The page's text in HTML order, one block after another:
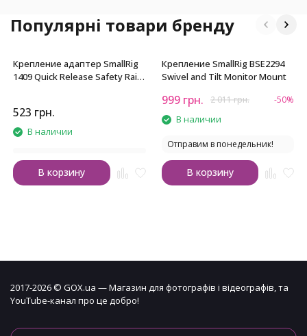
Популярні товари бренду
Крепление адаптер SmallRig
1409 Quick Release Safety Rail
523 грн.
В наличии
В корзину
Крепление SmallRig BSE2294
Swivel and Tilt Monitor Mount
999 грн. 2 011грн. -50%
В наличии
Отправим в понедельник!
В корзину
2017-2026 © GOX.ua — Магазин для фотографів і відеографів, та
YouTube-канал про це добро!